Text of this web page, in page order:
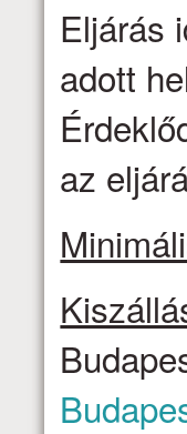
Eljárás
adott
az